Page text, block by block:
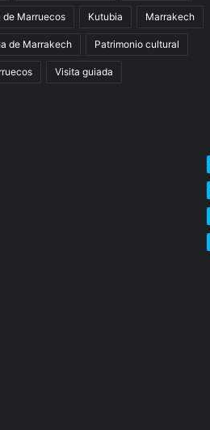
de Marruecos Kutubia Marrakech
de Marrakech Patrimonio cultural
Visita guiada